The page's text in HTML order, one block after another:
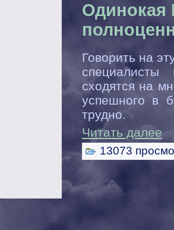
Одинокая
Говорить на
сходятся на
успешного в
трудно.
Читать далее
13073